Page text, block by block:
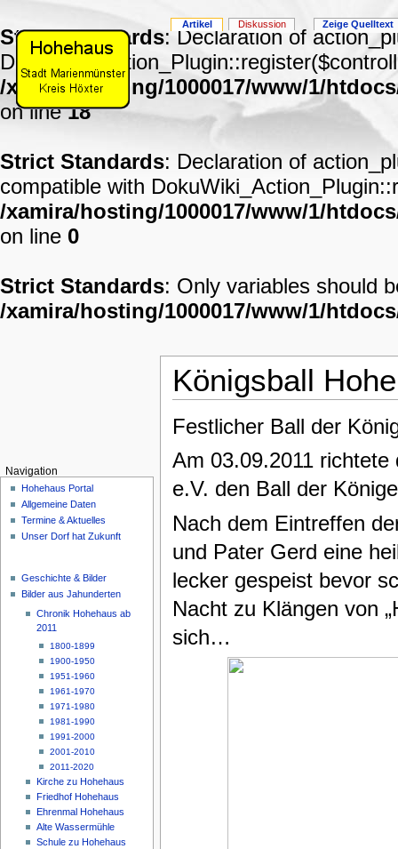
Strict Standards: Declaration of
/xamira/hosting/1000017/www/1/
on line18
Strict Standards: Declaration of
compatible with
/xamira/hosting/1000017/www/1/
on line 0
Strict Standards: Only variables should
/xamira/hosting/1000017/www/1/
Königsball
Festlicher Ball der
Am 03.09.2011
e.V. den Ball der
Nach dem Eintreffen
und Pater Gerd eine
lecker gespeist bevor
Nacht zu Klängen von
sich…
Artikel Diskussion Zeige Quelltext
Navigation
Hohehaus Portal
Allgemeine Daten
Termine & Aktuelles
Unser Dorf hat Zukunft
Geschichte & Bilder
Bilder aus Jahunderten
Chronik Hohehaus ab
2011
1800-1899
1900-1950
1951-1960
1961-1970
1971-1980
1981-1990
1991-2000
2001-2010
2011-2020
Kirche zu Hohehaus
Friedhof Hohehaus
Ehrenmal Hohehaus
Alte Wassermühle
Schule zu Hohehaus